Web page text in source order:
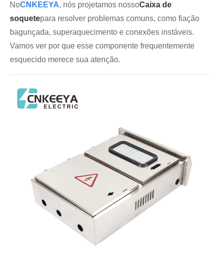
NoCNKEEYA, nós projetamos nossoCaixa de
soquetepara resolver problemas comuns, como fiação
bagunçada, superaquecimento e conexões instáveis.
Vamos ver por que esse componente frequentemente
esquecido merece sua atenção.